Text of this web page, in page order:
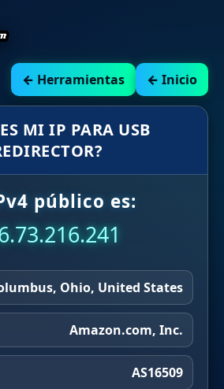
← Herramientas ← Inicio
MI IP PARA USB
público es:
Ohio, United States
Amazon.com, Inc.
AS16509